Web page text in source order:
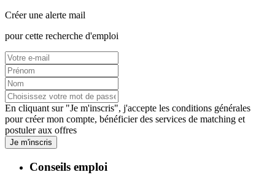
Créer une alerte mail
pour cette recherche d'emploi
En cliquant sur "Je m'inscris", j'accepte les conditions générales
pour créer mon compte, bénéficier des services de matching et
postuler aux offres
Je m'inscris
Conseils emploi